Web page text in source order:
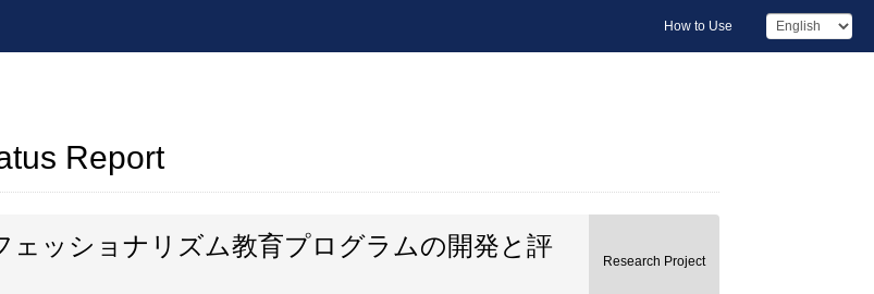
How to Use
Report
ェッショナリズム教育プログラムの開発と評
Research Project